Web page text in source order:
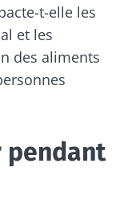
t-elle les
et les
des aliments
pendant